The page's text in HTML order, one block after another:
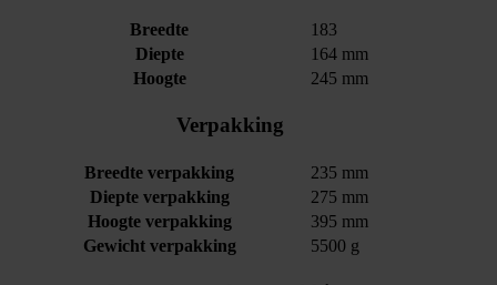
Breedte
183
Diepte
164 mm
Hoogte
245 mm
Verpakking
Breedte verpakking
235 mm
Diepte verpakking
275 mm
Hoogte verpakking
395 mm
Gewicht verpakking
5500 g